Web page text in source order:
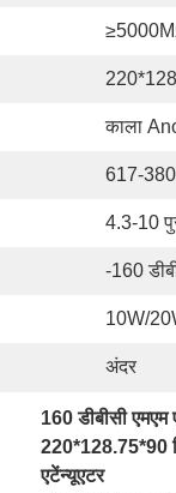
काला
617-
4.3-10
-160
10W/
अंदर
160 डीबीसी एमएम
220*128.75*90
एटेंन्यूएटर